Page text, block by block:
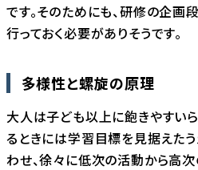
です。そのためにも、研修の企
行っておく必要がありそうです。
多様性と螺旋の原理
大人は子ども以上に飽きやすい
るときには学習目標を見据えた
わせ、徐々に低次の活動から高